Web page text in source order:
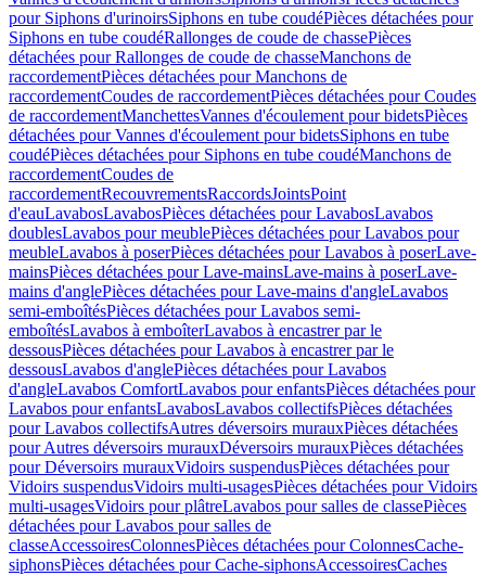
pour Siphons d'urinoirsSiphons en tube coudéPièces détachées pour
Siphons en tube coudéRallonges de coude de chassePièces
détachées pour Rallonges de coude de chasseManchons de
raccordementPièces détachées pour Manchons de
raccordementCoudes de raccordementPièces détachées pour Coudes
de raccordementManchettesVannes d'écoulement pour bidetsPièces
détachées pour Vannes d'écoulement pour bidetsSiphons en tube
coudéPièces détachées pour Siphons en tube coudéManchons de
raccordementCoudes de
raccordementRecouvrementsRaccordsJointsPoint
d'eauLavabosLavabosPièces détachées pour LavabosLavabos
doublesLavabos pour meublePièces détachées pour Lavabos pour
meubleLavabos à poserPièces détachées pour Lavabos à poserLave-
mainsPièces détachées pour Lave-mainsLave-mains à poserLave-
mains d'anglePièces détachées pour Lave-mains d'angleLavabos
semi-emboîtésPièces détachées pour Lavabos semi-
emboîtésLavabos à emboîterLavabos à encastrer par le
dessousPièces détachées pour Lavabos à encastrer par le
dessousLavabos d'anglePièces détachées pour Lavabos
d'angleLavabos ComfortLavabos pour enfantsPièces détachées pour
Lavabos pour enfantsLavabosLavabos collectifsPièces détachées
pour Lavabos collectifsAutres déversoirs murauxPièces détachées
pour Autres déversoirs murauxDéversoirs murauxPièces détachées
pour Déversoirs murauxVidoirs suspendusPièces détachées pour
Vidoirs suspendusVidoirs multi-usagesPièces détachées pour Vidoirs
multi-usagesVidoirs pour plâtreLavabos pour salles de classePièces
détachées pour Lavabos pour salles de
classeAccessoiresColonnesPièces détachées pour ColonnesCache-
siphonsPièces détachées pour Cache-siphonsAccessoiresCaches